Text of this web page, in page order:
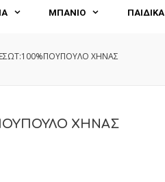
ΜΠΑΝΙΟ ΠΑΙΔΙΚΑ
ΧΗΝΑΣ
ΧΗΝΑΣ